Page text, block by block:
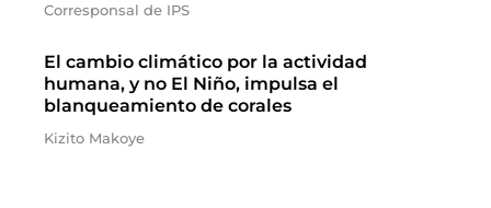
Corresponsal de IPS
El cambio climático por la actividad
humana, y no El Niño, impulsa el
blanqueamiento de corales
Kizito Makoye